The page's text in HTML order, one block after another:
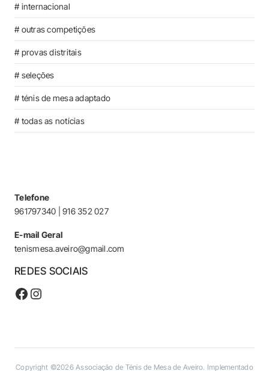
# internacional
# outras competições
# provas distritais
# seleções
# ténis de mesa adaptado
# todas as notícias
Telefone
961797340 | 916 352 027
E-mail Geral
tenismesa.aveiro@gmail.com
REDES SOCIAIS
Facebook
Instagram
Copyright ©2026Associação de Ténis de Mesa de Aveiro. Implementado